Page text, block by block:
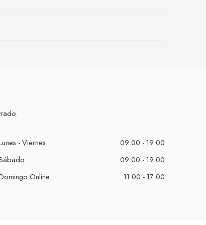
- Viernes
09:00 - 19:00
09:00 - 19:00
Online
11:00 - 17:00